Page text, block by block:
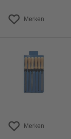
Merken
Merken